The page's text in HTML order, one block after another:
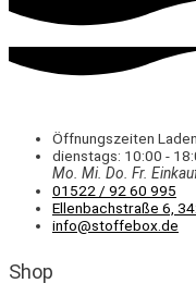
Öffnungszeiten
dienstags: 10:00 -
Mo. Mi. Do. Fr.
01522 / 92 60 995
Ellenbachstraße 6,
info@stoffebox.de
Shop